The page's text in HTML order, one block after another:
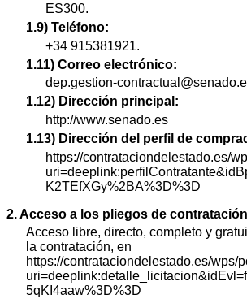
ES300.
1.9) Teléfono:
+34 915381921.
1.11) Correo electrónico:
dep.gestion-
1.12) Dirección principal:
http://www.senado.es
1.13) Dirección del perfil de
https://contrataciondelestado.es/
K2TEfXGy%2BA%3D%3D
2. Acceso a los pliegos de
Acceso libre, directo, completo y
la contratación, en
https://contrataciondelestado.es/wps/
5qKI4aaw%3D%3D